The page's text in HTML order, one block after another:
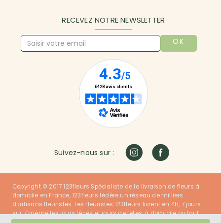
RECEVEZ NOTRE NEWSLETTER
OK
Suivez-nous sur :
Copyright © 2017 123fleurs Spécialiste de la livraison de fleurs à
domicile en France, 123fleurs fédère un réseau de milliers
d'artisans fleuristes. Les fleuristes 123fleurs livrent en 4h, 7 jours
sur 7 même les jours fériés et jours de fêtes, à domicile ou tout